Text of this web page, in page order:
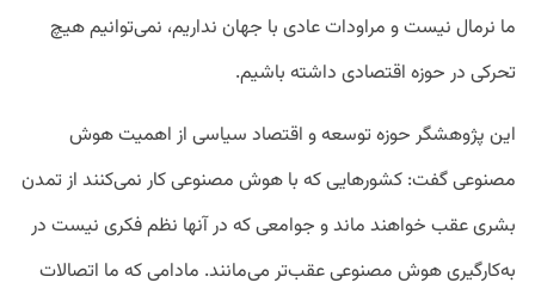
ما نرمال نیست و مراودات عادی با جهان نداریم، نمی‌توانیم هیچ
تحرکی در حوزه اقتصادی داشته باشیم.
این پژوهشگر حوزه توسعه و اقتصاد سیاسی از اهمیت هوش
مصنوعی گفت: کشورهایی که با هوش مصنوعی کار نمی‌کنند از تمدن
بشری عقب خواهند ماند و جوامعی که در آنها نظم فکری نیست در
به‌کارگیری هوش مصنوعی عقب‌تر می‌مانند. مادامی که ما اتصالات